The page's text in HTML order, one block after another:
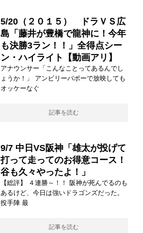
5/20（２０１５） ドラＶＳ広
島「藤井が豊橋で龍神に！今年
も決勝3ラン！！」全得点シー
ン・ハイライト【動画アリ】
アナウンサー「こんなことってあるんでし
ょうか！」 アンビリーバボーで放映しても
オッケーなぐ
記事を読む
9/7 中日VS阪神「雄太が投げて
打って走ってのお得意コース！
谷も久々やったよ！」
【総評】 ４連勝～！！ 阪神が死んでるのも
あるけど、今日は強いドラゴンズだった。
投手陣 最
記事を読む